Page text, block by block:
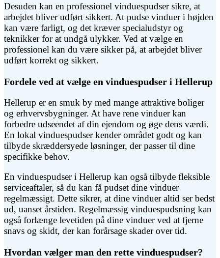
Desuden kan en professionel vinduespudser sikre, at
arbejdet bliver udført sikkert. At pudse vinduer i højden
kan være farligt, og det kræver specialudstyr og
teknikker for at undgå ulykker. Ved at vælge en
professionel kan du være sikker på, at arbejdet bliver
udført korrekt og sikkert.
Fordele ved at vælge en vinduespudser i Hellerup
Hellerup er en smuk by med mange attraktive boliger
og erhvervsbygninger. At have rene vinduer kan
forbedre udseendet af din ejendom og øge dens værdi.
En lokal vinduespudser kender området godt og kan
tilbyde skræddersyede løsninger, der passer til dine
specifikke behov.
En vinduespudser i Hellerup kan også tilbyde fleksible
serviceaftaler, så du kan få pudset dine vinduer
regelmæssigt. Dette sikrer, at dine vinduer altid ser bedst
ud, uanset årstiden. Regelmæssig vinduespudsning kan
også forlænge levetiden på dine vinduer ved at fjerne
snavs og skidt, der kan forårsage skader over tid.
Hvordan vælger man den rette vinduespudser?